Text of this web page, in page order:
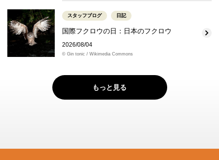
スタッフブログ 日記
国際フクロウの日：日本のフクロウ
2026/08/04
© Gin tonic / Wikimedia Commons
もっと見る